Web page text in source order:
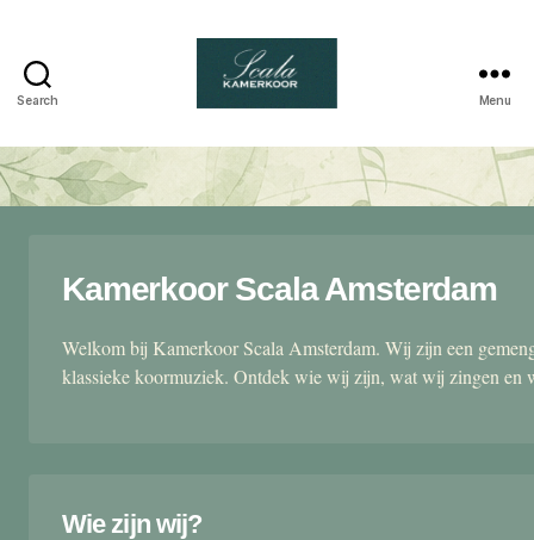
Search
kamerkoor
Menu
Kamerkoor Scala Amsterdam
Welkom bij Kamerkoor Scala Amsterdam. Wij zijn een
klassieke koormuziek. Ontdek wie wij zijn, wat wij zingen en
Wie zijn wij?